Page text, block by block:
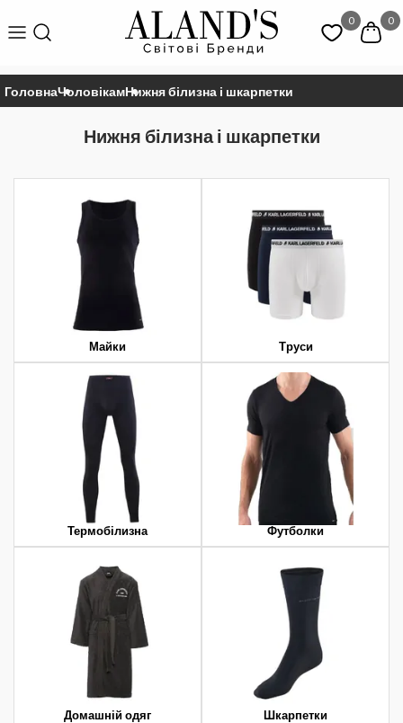
0 0
ГоловнаЧоловікамНижня білизна і шкарпетки
Нижня білизна і шкарпетки
Майки Труси
Термобілизна Футболки
Домашній одяг Шкарпетки